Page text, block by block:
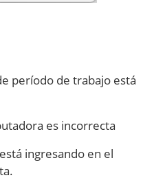
período de trabajo está
es incorrecta
ingresando en el